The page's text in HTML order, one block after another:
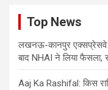
Top News
लखनऊ-कानपुर एक्सप्रेसवे
बाद NHAI ने लिया फैसला,
Aaj Ka Rashifal: किस